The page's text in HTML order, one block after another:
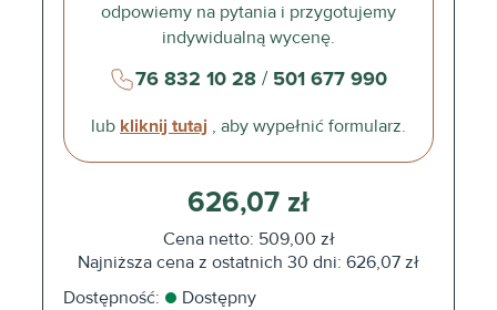
odpowiemy na pytania i przygotujemy
indywidualną wycenę.
76 832 10 28/ 501 677 990
lub kliknij tutaj , aby wypełnić formularz.
626,07 zł
Cena netto: 509,00 zł
Najniższa cena z ostatnich 30 dni: 626,07 zł
Dostępność:
Dostępny